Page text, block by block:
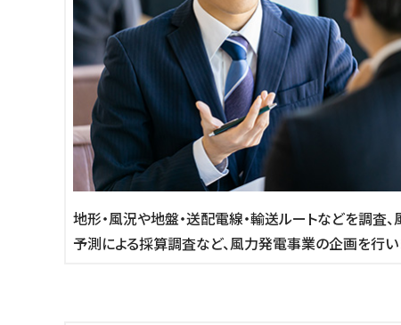
地形・風況や地盤・送配電線・輸送ルートなどを調査
予測による採算調査など、風力発電事業の企画を行い